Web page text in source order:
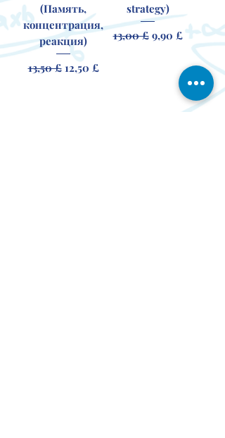
(Память,
концентрация,
реакция)
Обычная цена
13,50 £ Цена со скидкой
12,50 £
strategy)
Обычная цена
13,00 £ Цена со
9,90 £